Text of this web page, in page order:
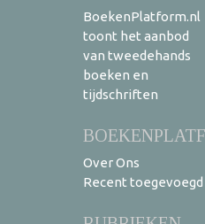
BoekenPlatform.nl
toont het aanbod
van tweedehands
boeken en
tijdschriften
Over Ons
Recent toegevoegd